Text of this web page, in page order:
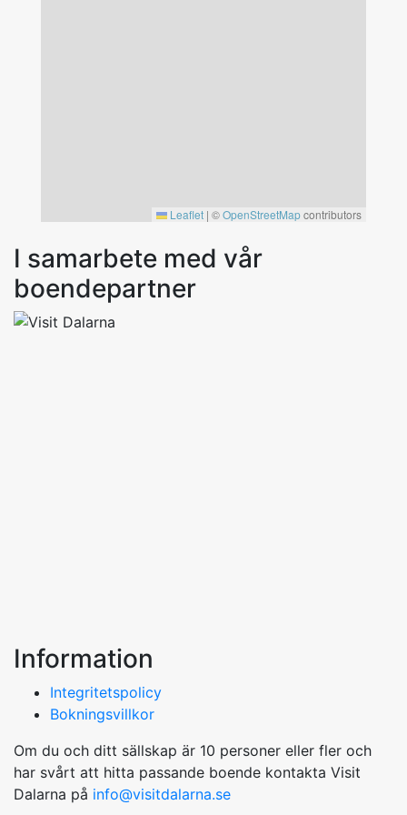
Leaflet | ©OpenStreetMapcontributors
I samarbete med vår
boendepartner
Information
Integritetspolicy
Bokningsvillkor
Om du och ditt sällskap är 10 personer eller fler och
har svårt att hitta passande boende kontakta Visit
Dalarna på info@visitdalarna.se